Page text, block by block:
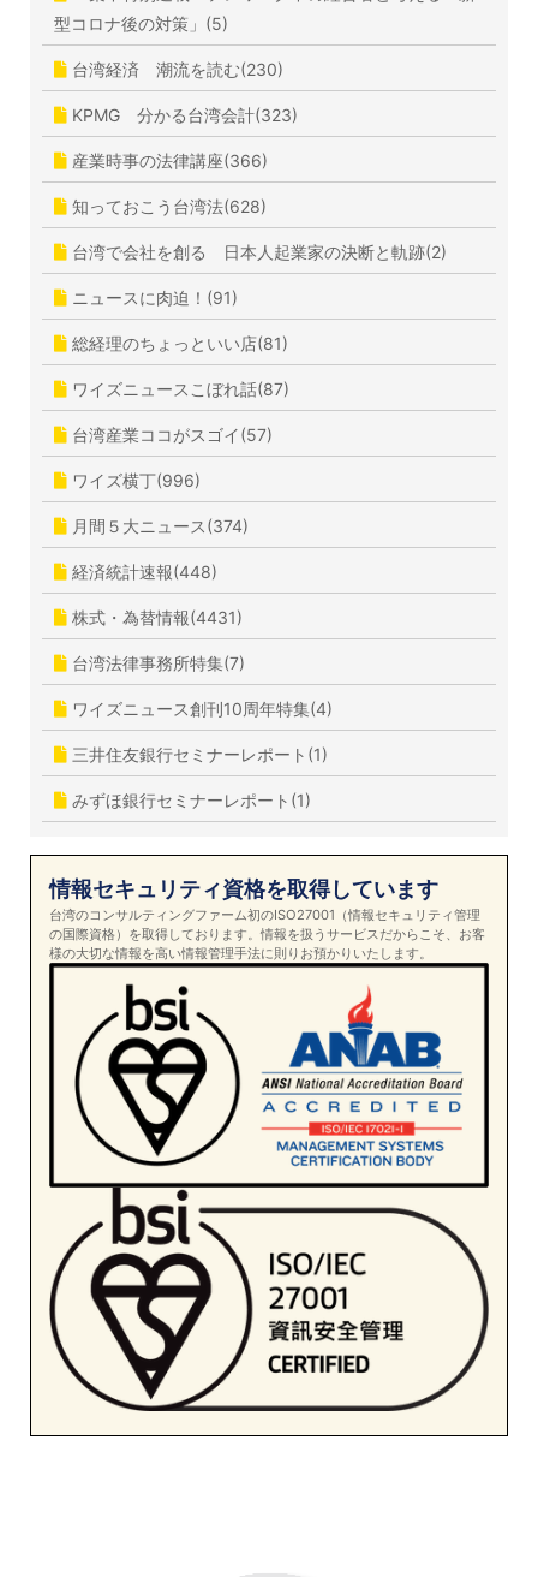
型コロナ後の対策」(5)
台湾経済 潮流を読む(230)
KPMG 分かる台湾会計(323)
産業時事の法律講座(366)
知っておこう台湾法(628)
台湾で会社を創る 日本人起業家の決断と軌跡(2)
ニュースに肉迫！(91)
総経理のちょっといい店(81)
ワイズニュースこぼれ話(87)
台湾産業ココがスゴイ(57)
ワイズ横丁(996)
月間５大ニュース(374)
経済統計速報(448)
株式・為替情報(4431)
台湾法律事務所特集(7)
ワイズニュース創刊10周年特集(4)
三井住友銀行セミナーレポート(1)
みずほ銀行セミナーレポート(1)
情報セキュリティ資格を取得しています
台湾のコンサルティングファーム初のISO27001（情報セキュリティ管理
の国際資格）を取得しております。情報を扱うサービスだからこそ、お客
様の大切な情報を高い情報管理手法に則りお預かりいたします。